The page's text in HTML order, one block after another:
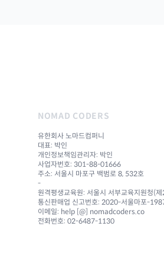
NOMAD CODERS
유한회사 노마드컴퍼니
대표: 박인
개인정보책임관리자: 박인
사업자번호: 301-88-01666
주소: 서울시 마포구 백범로 8, 532호
-
원격평생교육원: 서울시 서부교육지원청(
통신판매업 신고번호: 2020-서울마포-
이메일: help [@] nomadcoders.co
전화번호: 02-6487-1130